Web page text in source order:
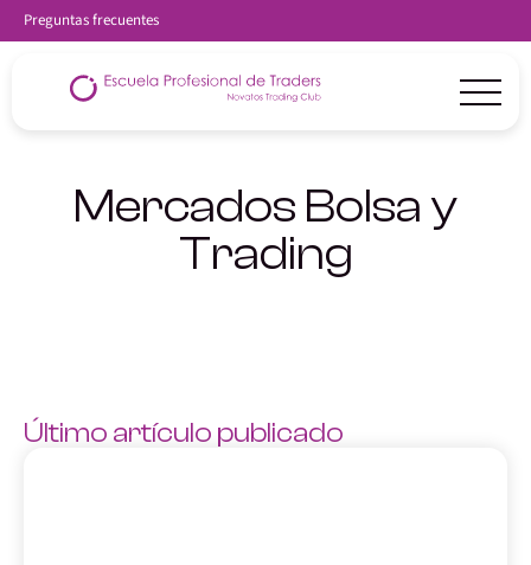
Preguntas frecuentes
Mercados Bolsa y
Trading
Último artículo publicado